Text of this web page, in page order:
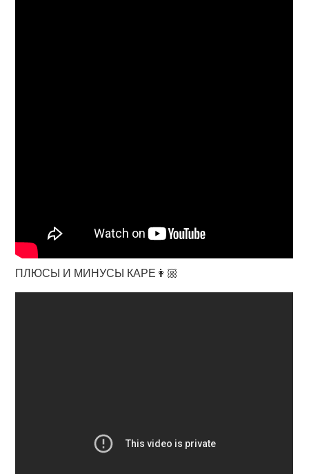
ПЛЮСЫ И МИНУСЫ КАРЕ👩🏼